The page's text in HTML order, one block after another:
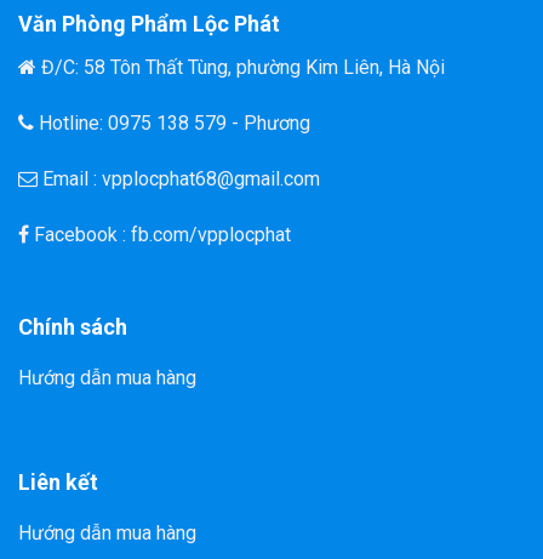
Văn Phòng Phẩm Lộc Phát
Đ/C: 58 Tôn Thất Tùng, phường Kim Liên, Hà Nội
Hotline: 0975 138 579 - Phương
Email : vpplocphat68@gmail.com
Facebook : fb.com/vpplocphat
Chính sách
Hướng dẫn mua hàng
Liên kết
Hướng dẫn mua hàng